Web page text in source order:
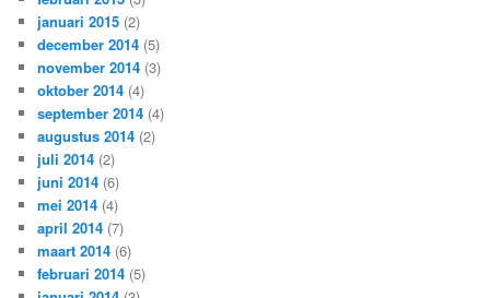
januari 2015 (2)
december 2014 (5)
november 2014 (3)
oktober 2014 (4)
september 2014 (4)
augustus 2014 (2)
juli 2014 (2)
juni 2014 (6)
mei 2014 (4)
april 2014 (7)
maart 2014 (6)
februari 2014 (5)